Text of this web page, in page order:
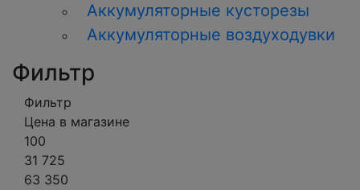
Аккумуляторные кусторезы
Аккумуляторные воздуходувки
Фильтр
Фильтр
Цена в магазине
100
31 725
63 350